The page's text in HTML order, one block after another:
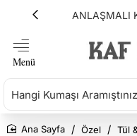
ANLAŞMALI
Özel Tül